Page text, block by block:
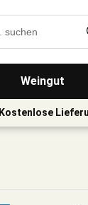
Weingut
Kostenlose